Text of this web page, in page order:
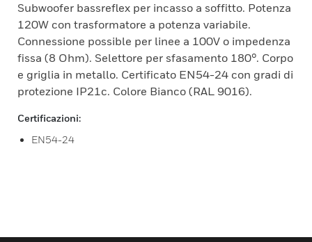
Subwoofer bassreflex per incasso a soffitto. Potenza
120W con trasformatore a potenza variabile.
Connessione possible per linee a 100V o impedenza
fissa (8 Ohm). Selettore per sfasamento 180°. Corpo
e griglia in metallo. Certificato EN54-24 con gradi di
protezione IP21c. Colore Bianco (RAL 9016).
Certificazioni:
EN54-24